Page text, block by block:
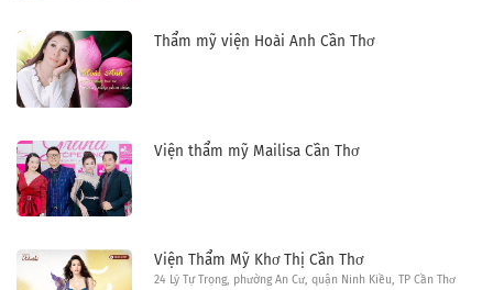
Thẩm mỹ viện Hoài Anh Cần Thơ
Viện thẩm mỹ Mailisa Cần Thơ
Viện Thẩm Mỹ Khơ Thị Cần Thơ
24 Lý Tự Trọng, phường An Cư, quận Ninh Kiều, TP Cần Thơ